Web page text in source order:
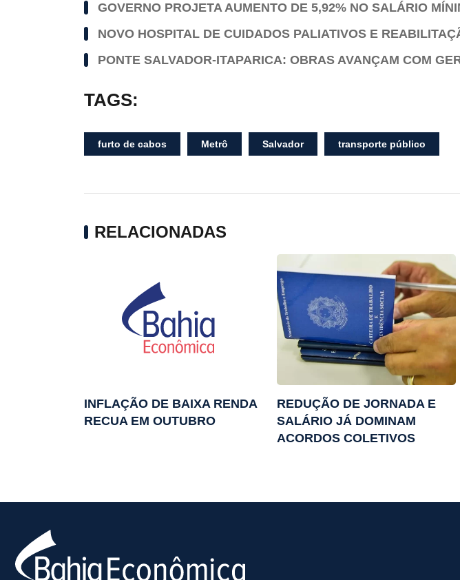
GOVERNO PROJETA AUMENTO DE 5,92% NO SALÁRIO
NOVO HOSPITAL DE CUIDADOS PALIATIVOS E
PONTE SALVADOR-ITAPARICA: OBRAS AVANÇAM COM
TAGS:
furto de cabos Metrô Salvador transporte público
RELACIONADAS
INFLAÇÃO DE BAIXA RENDA
RECUA EM OUTUBRO
REDUÇÃO DE JORNADA E
SALÁRIO JÁ DOMINAM
ACORDOS COLETIVOS